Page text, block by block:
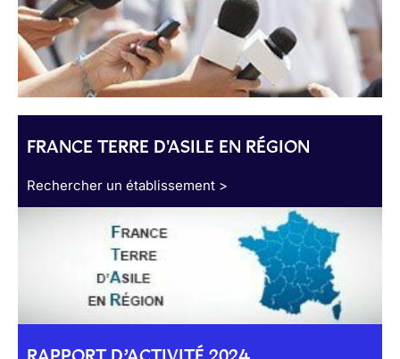
FRANCE TERRE D'ASILE EN RÉGION
Rechercher un établissement >